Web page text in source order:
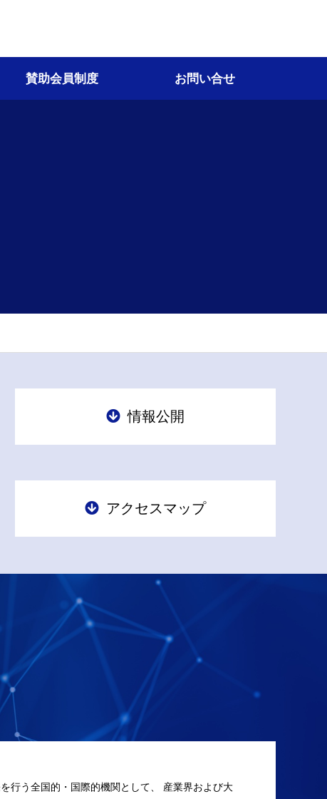
賛助会員制度 お問い合せ
情報公開
アクセスマップ
行う全国的・国際的機関として、 産業界および大